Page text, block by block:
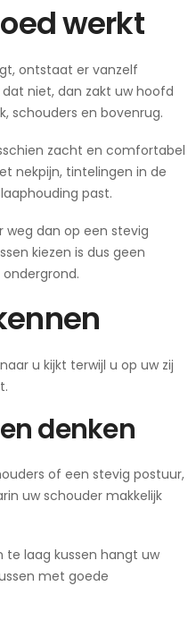
werkt
ontstaat er vanzelf
niet, dan zakt uw hoofd
schouders en bovenrug.
zacht en comfortabel
nekpijn, tintelingen in de
past.
dan op een stevig
kiezen is dus geen
u kijkt terwijl u op uw zij
denken
of een stevig postuur,
uw schouder makkelijk
te laag kussen hangt uw
met goede